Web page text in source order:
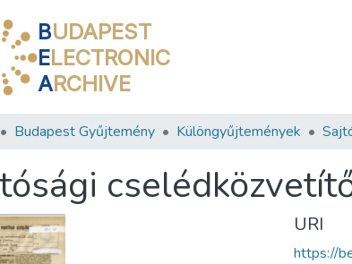
BUDAPEST
ELECTRONIC
ARCHIVE
Budapest Gyűjtemény Különgyűjtemények
URI
https://